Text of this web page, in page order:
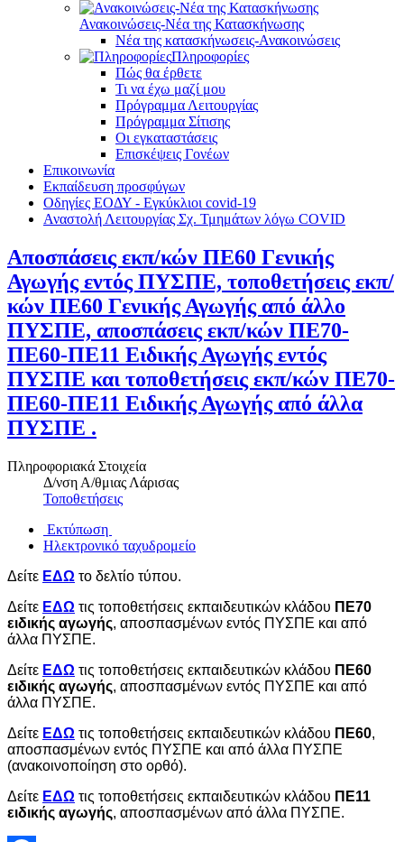
Ανακοινώσεις-Νέα της Κατασκήνωσης
Νέα της κατασκήνωσεις-Ανακοινώσεις
Πληροφορίες
Πώς θα έρθετε
Τι να έχω μαζί μου
Πρόγραμμα Λειτουργίας
Πρόγραμμα Σίτισης
Οι εγκαταστάσεις
Επισκέψεις Γονέων
Επικοινωνία
Εκπαίδευση προσφύγων
Οδηγίες ΕΟΔΥ - Εγκύκλιοι covid-19
Αναστολή Λειτουργίας Σχ. Τμημάτων λόγω COVID
Αποσπάσεις εκπ/κών ΠΕ60 Γενικής
Αγωγής εντός ΠΥΣΠΕ, τοποθετήσεις εκπ/
κών ΠΕ60 Γενικής Αγωγής από άλλο
ΠΥΣΠΕ, αποσπάσεις εκπ/κών ΠΕ70-
ΠΕ60-ΠΕ11 Ειδικής Αγωγής εντός
ΠΥΣΠΕ και τοποθετήσεις εκπ/κών ΠΕ70-
ΠΕ60-ΠΕ11 Ειδικής Αγωγής από άλλα
ΠΥΣΠΕ .
Πληροφοριακά Στοιχεία
Δ/νση Α/θμιας Λάρισας
Τοποθετήσεις
Εκτύπωση
Ηλεκτρονικό ταχυδρομείο
Δείτε ΕΔΩ το δελτίο τύπου.
Δείτε ΕΔΩ τις τοποθετήσεις εκπαιδευτικών κλάδου ΠΕ70
ειδικής αγωγής, αποσπασμένων εντός ΠΥΣΠΕ και από
άλλα ΠΥΣΠΕ.
Δείτε ΕΔΩ τις τοποθετήσεις εκπαιδευτικών κλάδου ΠΕ60
ειδικής αγωγής, αποσπασμένων εντός ΠΥΣΠΕ και από
άλλα ΠΥΣΠΕ.
Δείτε ΕΔΩ τις τοποθετήσεις εκπαιδευτικών κλάδου ΠΕ60,
αποσπασμένων εντός ΠΥΣΠΕ και από άλλα ΠΥΣΠΕ
(ανακοινοποίηση στο ορθό).
Δείτε ΕΔΩ τις τοποθετήσεις εκπαιδευτικών κλάδου ΠΕ11
ειδικής αγωγής, αποσπασμένων από άλλα ΠΥΣΠΕ.